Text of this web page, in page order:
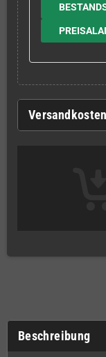
Versandkosten
Beschreibung